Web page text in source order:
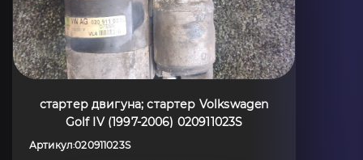
стартер двигуна; стартер Volkswagen
Golf IV (1997-2006) 020911023S
Артикул:020911023S